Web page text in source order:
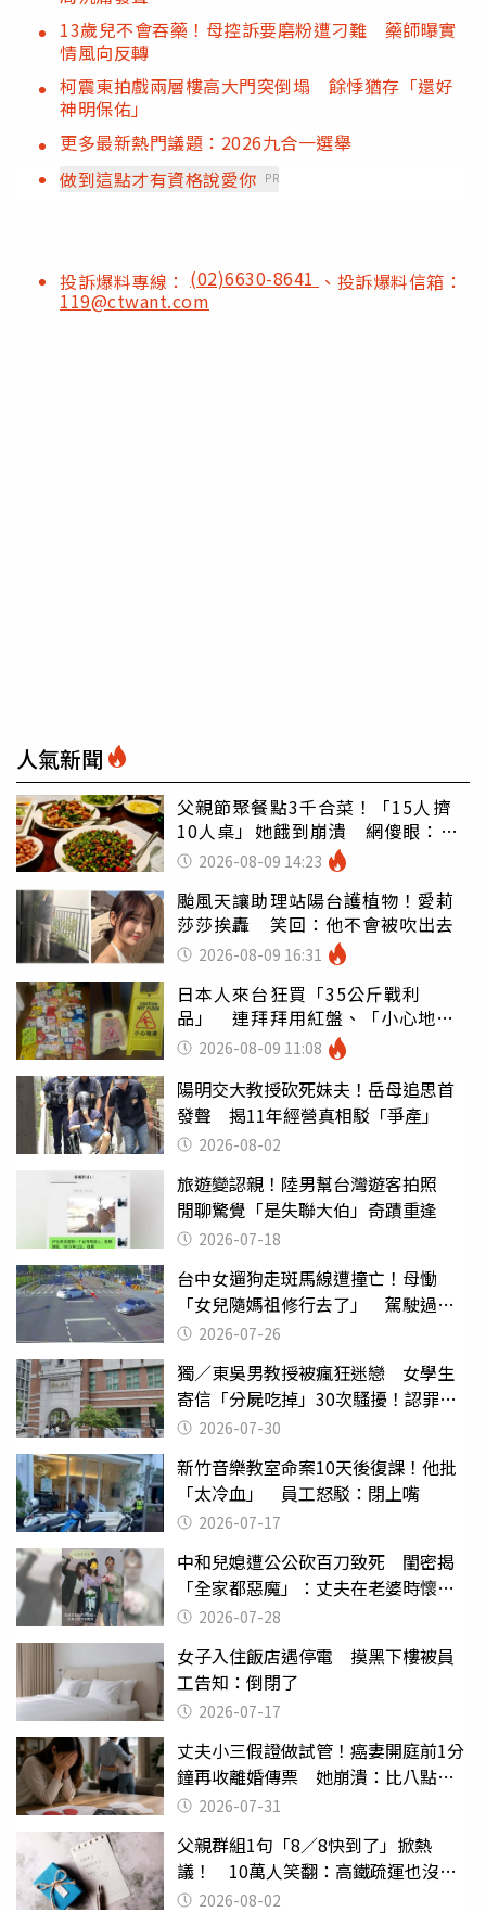
13歲兒不會吞藥！母控訴要磨粉遭刁難 藥師曝實
情風向反轉
柯震東拍戲兩層樓高大門突倒塌 餘悸猶存「還好
神明保佑」
更多最新熱門議題：2026九合一選舉
做到這點才有資格說愛你 PR
投訴爆料專線： (02)6630-8641 、投訴爆料信箱：
119@ctwant.com
人氣新聞
父親節聚餐點3千合菜！「15人擠
10人桌」她餓到崩潰 網傻眼：讓
店家看笑話
2026-08-09 14:23
颱風天讓助理站陽台護植物！愛莉
莎莎挨轟 笑回：他不會被吹出去
2026-08-09 16:31
日本人來台狂買「35公斤戰利
品」 連拜拜用紅盤、「小心地
滑」告示牌也帶回家
2026-08-09 11:08
陽明交大教授砍死妹夫！岳母追思首
發聲 揭11年經營真相駁「爭產」
2026-08-02
旅遊變認親！陸男幫台灣遊客拍照
閒聊驚覺「是失聯大伯」奇蹟重逢
2026-07-18
台中女遛狗走斑馬線遭撞亡！母慟
「女兒隨媽祖修行去了」 駕駛過失
致死判9月
2026-07-26
獨／東吳男教授被瘋狂迷戀 女學生
寄信「分屍吃掉」30次騷擾！認罪免
關 2026-07-30
新竹音樂教室命案10天後復課！他批
「太冷血」 員工怒駁：閉上嘴
2026-07-17
中和兒媳遭公公砍百刀致死 閨密揭
「全家都惡魔」：丈夫在老婆時懷孕
摔東西
2026-07-28
女子入住飯店遇停電 摸黑下樓被員
工告知：倒閉了
2026-07-17
丈夫小三假證做試管！癌妻開庭前1分
鐘再收離婚傳票 她崩潰：比八點檔
還扯2026-07-31
父親群組1句「8／8快到了」掀熱
議！ 10萬人笑翻：高鐵疏運也沒列
父親節
2026-08-02